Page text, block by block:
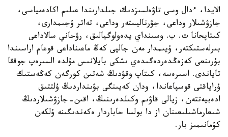
الايدا، ءدال وسى تاۋەلسىزدىك جىلدارىندا عىلىم اكادەمياسى،
جازۋشىلار وداعى، جۋرناليستەر وداعى، تەاتر ۇجىمدارى،
كىتاپحانا ت. ب. وسىنداي يدەولوگيالىق، رۋحاني سالاداعى
بىرلەستىكتەر، ۇيىمدار مەن جالپى كەڭ ماعىناداعى قوعام اراسىندا
بۇرىنعى كەزەڭدەردەگىدەي ىشكى بايلانىس مۇلدە السىرەپ جوققا
تاياندى. اسىرەسە، كىتاپ وقۋدىڭ شەتىن كورگەن كەڭەستىك
ۇراپاقتى قوسپاعاندا، ودان كەيىنگى بۋىنداردىڭ ۇلتتىق
ادەبيەتتەن، زيالى قاۋىم وكىلدەرىنىڭ، اقىن-جازۋشىلاردىڭ
شىعارماشىلىعىنان از دا بولسا حاباردار ەكەندىگىنە ۇلكەن
كۇمانىمىز بار.